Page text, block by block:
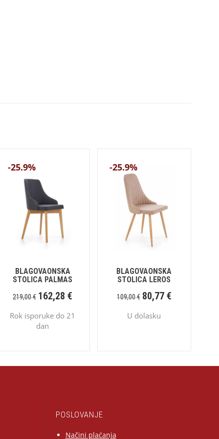
-25.9%
BLAGOVAONSKA
STOLICA PALMAS
219,00€ 162,28€
Rok isporuke do 21
dan
-25.9%
BLAGOVAONSKA
STOLICA LEROS
109,00€ 80,77 €
U dolasku
POSLOVANJE
Načini plaćanja